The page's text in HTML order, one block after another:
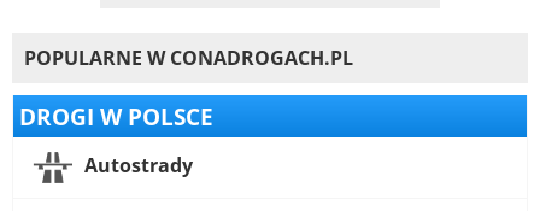
POPULARNE W CONADROGACH.PL
DROGI W POLSCE
Autostrady